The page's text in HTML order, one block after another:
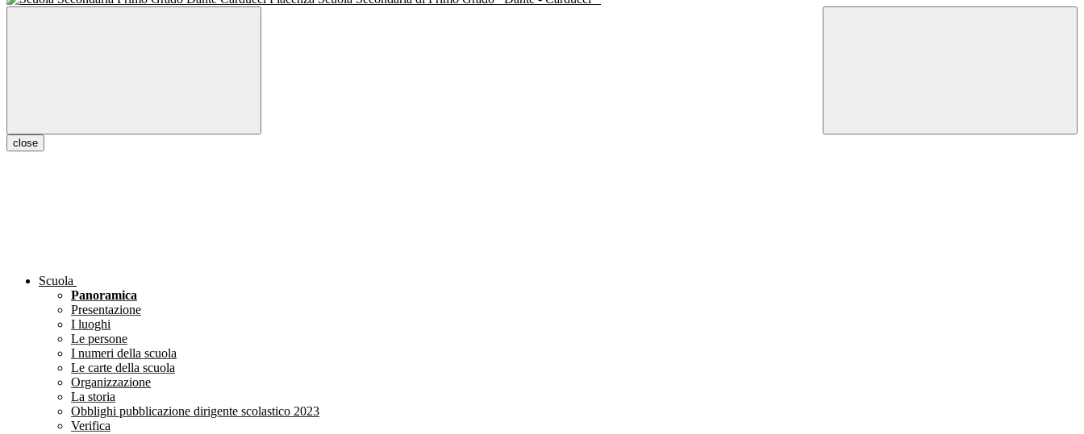
close
Scuola
Panoramica
Presentazione
I luoghi
Le persone
I numeri della scuola
Le carte della scuola
Organizzazione
La storia
Obblighi pubblicazione dirigente scolastico 2023
Verifica